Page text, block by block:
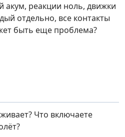
акум, реакции ноль, движки
отдельно, все контакты
быть еще проблема?
Что включаете